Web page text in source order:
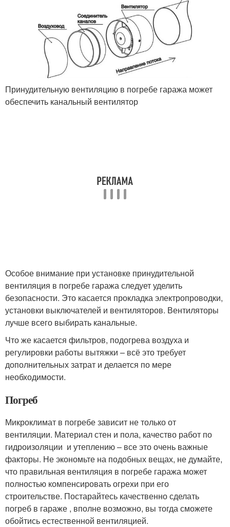
Принудительную вентиляцию в погребе гаража может
обеспечить канальный вентилятор
Особое внимание при установке принудительной
вентиляция в погребе гаража следует уделить
безопасности. Это касается прокладка электропроводки,
установки выключателей и вентиляторов. Вентиляторы
лучше всего выбирать канальные.
Что же касается фильтров, подогрева воздуха и
регулировки работы вытяжки – всё это требует
дополнительных затрат и делается по мере
необходимости.
Погреб
Микроклимат в погребе зависит не только от
вентиляции. Материал стен и пола, качество работ по
гидроизоляции и утеплению – все это очень важные
факторы. Не экономьте на подобных вещах, не думайте,
что правильная вентиляция в погребе гаража может
полностью компенсировать огрехи при его
строительстве. Постарайтесь качественно сделать
погреб в гараже , вполне возможно, вы тогда сможете
обойтись естественной вентиляцией.